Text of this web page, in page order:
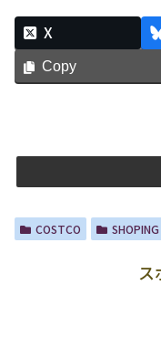
X
Copy
COSTCO
ス